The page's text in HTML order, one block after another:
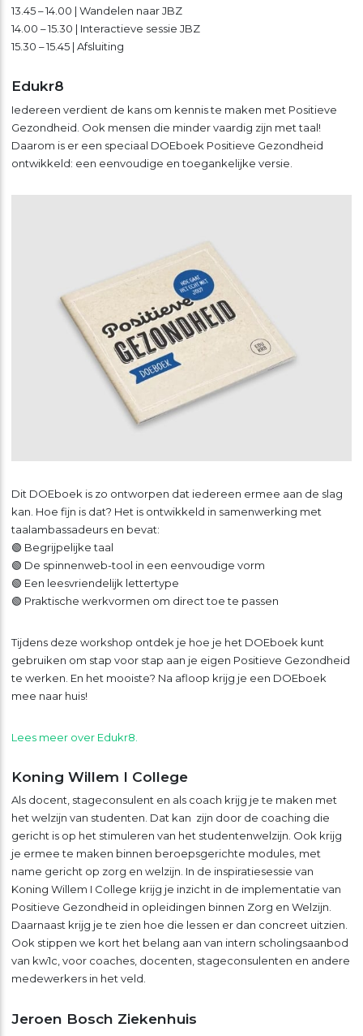
13.45 – 14.00 | Wandelen naar JBZ
14.00 – 15.30 | Interactieve sessie JBZ
15.30 – 15.45 | Afsluiting
Edukr8
Iedereen verdient de kans om kennis te maken met Positieve
Gezondheid. Ook mensen die minder vaardig zijn met taal!
Daarom is er een speciaal DOEboek Positieve Gezondheid
ontwikkeld: een eenvoudige en toegankelijke versie.
Dit DOEboek is zo ontworpen dat iedereen ermee aan de slag
kan. Hoe fijn is dat? Het is ontwikkeld in samenwerking met
taalambassadeurs en bevat:
🟢 Begrijpelijke taal
🟢 De spinnenweb-tool in een eenvoudige vorm
🟢 Een leesvriendelijk lettertype
🟢 Praktische werkvormen om direct toe te passen
Tijdens deze workshop ontdek je hoe je het DOEboek kunt
gebruiken om stap voor stap aan je eigen Positieve Gezondheid
te werken. En het mooiste? Na afloop krijg je een DOEboek
mee naar huis!
Lees meer over Edukr8.
Koning Willem I College
Als docent, stageconsulent en als coach krijg je te maken met
het welzijn van studenten. Dat kan zijn door de coaching die
gericht is op het stimuleren van het studentenwelzijn. Ook krijg
je ermee te maken binnen beroepsgerichte modules, met
name gericht op zorg en welzijn. In de inspiratiesessie van
Koning Willem I College krijg je inzicht in de implementatie van
Positieve Gezondheid in opleidingen binnen Zorg en Welzijn.
Daarnaast krijg je te zien hoe die lessen er dan concreet uitzien.
Ook stippen we kort het belang aan van intern scholingsaanbod
van kw1c, voor coaches, docenten, stageconsulenten en andere
medewerkers in het veld.
Jeroen Bosch Ziekenhuis